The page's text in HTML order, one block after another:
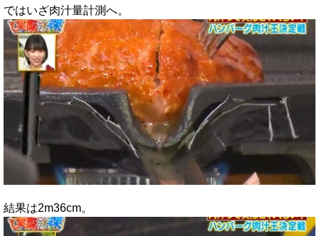
ではいざ肉汁量計測へ。
結果は2m36cm。